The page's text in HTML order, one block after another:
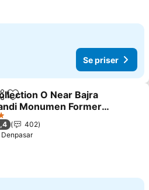
Se priser
Legg til i favoritter
O Near Bajra
Monumen Formerly
Pondok Puri Ayu
402
Denpasar